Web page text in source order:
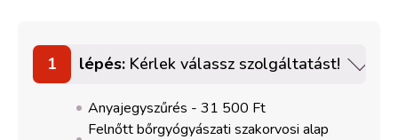
1 lépés: Kérlek válassz szolgáltatást!
Anyajegyszűrés - 31 500 Ft
Felnőtt bőrgyógyászati szakorvosi alap